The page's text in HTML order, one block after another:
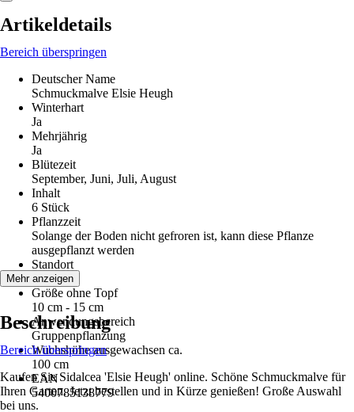
Artikeldetails
Bereich überspringen
Deutscher Name
Schmuckmalve Elsie Heugh
Winterhart
Ja
Mehrjährig
Ja
Blütezeit
September, Juni, Juli, August
Inhalt
6 Stück
Pflanzzeit
Solange der Boden nicht gefroren ist, kann diese Pflanze
ausgepflanzt werden
Standort
Sonne
Größe ohne Topf
10 cm - 15 cm
Anwendungsbereich
Gruppenpflanzung
Wuchshöhe ausgewachsen ca.
100 cm
EAN
5400785138779
Mehr anzeigen
Beschreibung
Bereich überspringen
Kaufen Sie Sidalcea 'Elsie Heugh' online. Schöne Schmuckmalve für
Ihren Garten. Jetzt bestellen und in Kürze genießen! Große Auswahl
bei uns.